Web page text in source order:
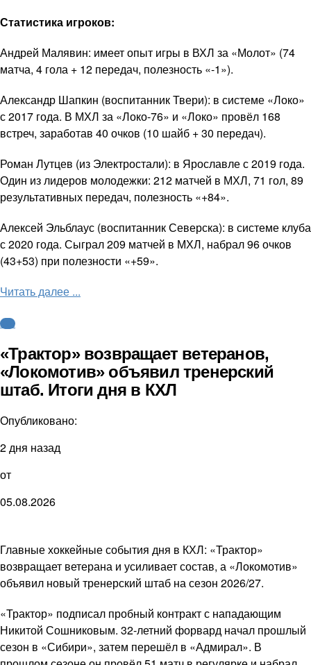
Статистика игроков:
Андрей Малявин: имеет опыт игры в ВХЛ за «Молот» (74
матча, 4 гола + 12 передач, полезность «-1»).
Александр Шапкин (воспитанник Твери): в системе «Локо»
с 2017 года. В МХЛ за «Локо-76» и «Локо» провёл 168
встреч, заработав 40 очков (10 шайб + 30 передач).
Роман Лутцев (из Электростали): в Ярославле с 2019 года.
Один из лидеров молодежки: 212 матчей в МХЛ, 71 гол, 89
результативных передач, полезность «+84».
Алексей Эльблаус (воспитанник Северска): в системе клуба
с 2020 года. Сыграл 209 матчей в МХЛ, набрал 96 очков
(43+53) при полезности «+59».
Читать далее ...
КХЛ
«Трактор» возвращает ветеранов,
«Локомотив» объявил тренерский
штаб. Итоги дня в КХЛ
Опубликовано:
2 дня назад
от
05.08.2026
Главные хоккейные события дня в КХЛ: «Трактор»
возвращает ветерана и усиливает состав, а «Локомотив»
объявил новый тренерский штаб на сезон 2026/27.
«Трактор» подписал пробный контракт с нападающим
Никитой Сошниковым. 32-летний форвард начал прошлый
сезон в «Сибири», затем перешёл в «Адмирал». В